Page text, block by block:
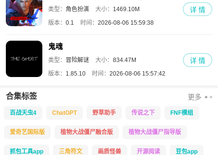
类型： 角色扮演 大小： 1469.10M
版本： 0.1 时间： 2026-08-06 15:59:38
详 情
鬼魂
类型： 冒险解谜 大小： 834.47M
版本： 1.85.10 时间： 2026-08-06 15:57:42
详 情
合集标签 更多
百战天虫4 ChatGPT 野草助手 传说之下 FNF模组
爱奇艺国际版 植物大战僵尸融合版 植物大战僵尸指导版
抓包工具app 三角符文 画质怪兽 开源阅读 豆包app